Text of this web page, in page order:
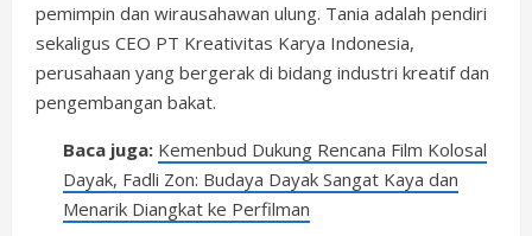
pemimpin dan wirausahawan ulung. Tania adalah pendiri
sekaligus CEO PT Kreativitas Karya Indonesia,
perusahaan yang bergerak di bidang industri kreatif dan
pengembangan bakat.
Baca juga: Kemenbud Dukung Rencana Film Kolosal
Dayak, Fadli Zon: Budaya Dayak Sangat Kaya dan
Menarik Diangkat ke Perfilman